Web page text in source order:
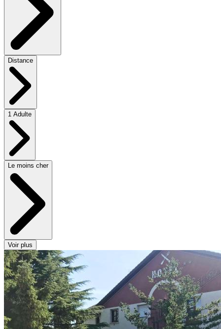
Distance
1 Adulte
Le moins cher
Voir plus